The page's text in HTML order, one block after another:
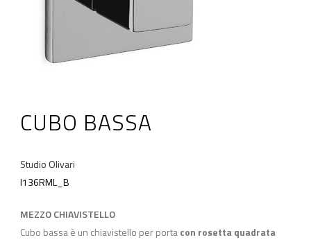
CUBO BASSA
Studio Olivari
I136RML_B
MEZZO CHIAVISTELLO
Cubo bassa è un chiavistello per portacon rosetta quadrata